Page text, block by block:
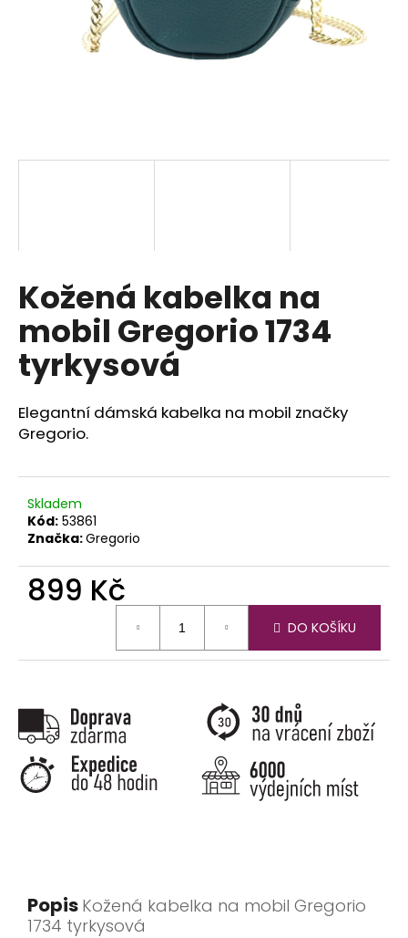
Kožená kabelka na
mobil Gregorio 1734
tyrkysová
Elegantní dámská kabelka na mobil značky
Gregorio.
Skladem
Kód: 53861
Značka:Gregorio
899 Kč
DO KOŠÍKU
Popis Kožená kabelka na mobil Gregorio
1734 tyrkysová
D
o
p
o
r
č
u
e
m
e